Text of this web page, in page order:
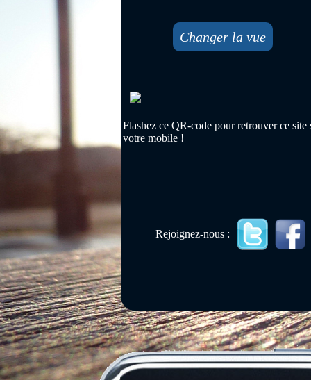
Changer la vue
Flashez ce QR-code pour retrouver ce site
votre mobile !
Rejoignez-nous :